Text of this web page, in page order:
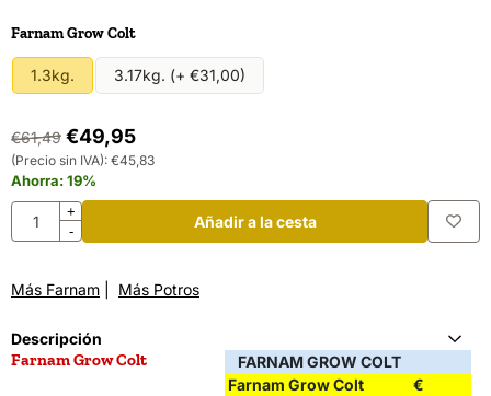
Realiza una selección para
Farnam Grow Colt
1.3kg. 3.17kg. (+ €31,00)
€61,49 €49,95
(Precio sin IVA): €45,83
Ahorra:19%
Cantidad
+
-
Añadir a la cesta
Más Farnam Más Potros
Descripción
FARNAM GROW COLT
Farnam Grow Colt
€
Farnam Grow Colt